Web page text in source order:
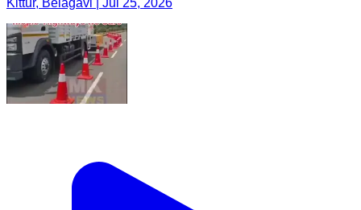
Kittur, Belagavi | Jul 25, 2026